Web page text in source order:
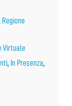
Regione
Virtuale
, In Presenza,